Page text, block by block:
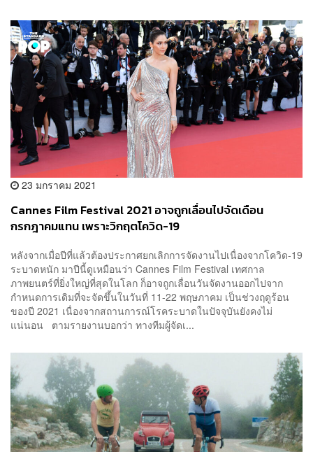
23 มกราคม 2021
Cannes Film Festival 2021 อาจถูกเลื่อนไปจัดเดือน
กรกฎาคมแทน เพราะวิกฤตโควิด-19
หลังจากเมื่อปีที่แล้วต้องประกาศยกเลิกการจัดงานไปเนื่องจากโควิด-19
ระบาดหนัก มาปีนี้ดูเหมือนว่า Cannes Film Festival เทศกาล
ภาพยนตร์ที่ยิ่งใหญ่ที่สุดในโลก ก็อาจถูกเลื่อนวันจัดงานออกไปจาก
กำหนดการเดิมที่จะจัดขึ้นในวันที่ 11-22 พฤษภาคม เป็นช่วงฤดูร้อน
ของปี 2021 เนื่องจากสถานการณ์โรคระบาดในปัจจุบันยังคงไม่
แน่นอน ตามรายงานบอกว่า ทางทีมผู้จัดเ...